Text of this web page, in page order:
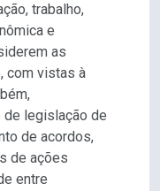
trabalho,
e
as
com vistas à
de legislação de
de acordos,
de ações
entre